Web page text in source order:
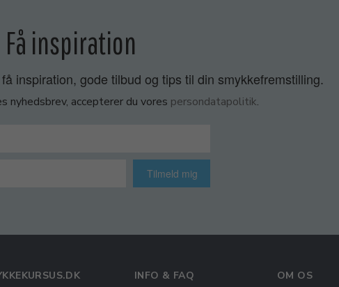
Få inspiration
inspiration, gode tilbud og tips til din smykkefremstilling.
nyhedsbrev, accepterer du vores persondatapolitik.
Tilmeld mig
INFO & FAQ OM OS